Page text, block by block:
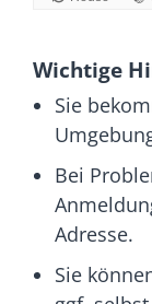
Wichtige
Sie
Bei
Adresse.
Sie